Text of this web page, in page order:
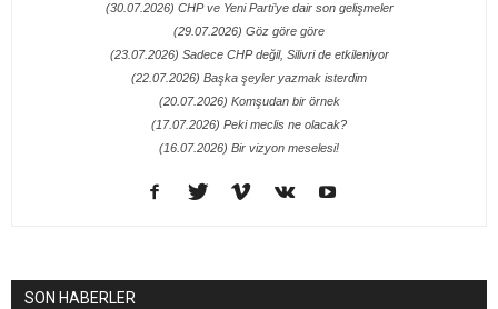
(30.07.2026) CHP ve Yeni Parti’ye dair son gelişmeler
(29.07.2026) Göz göre göre
(23.07.2026) Sadece CHP değil, Silivri de etkileniyor
(22.07.2026) Başka şeyler yazmak isterdim
(20.07.2026) Komşudan bir örnek
(17.07.2026) Peki meclis ne olacak?
(16.07.2026) Bir vizyon meselesi!
SON HABERLER